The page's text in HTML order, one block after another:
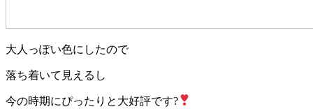
大人っぽい色にしたので
落ち着いて見えるし
今の時期にぴったりと大好評です?